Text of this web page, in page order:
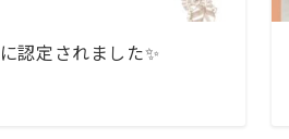
認定されました✨